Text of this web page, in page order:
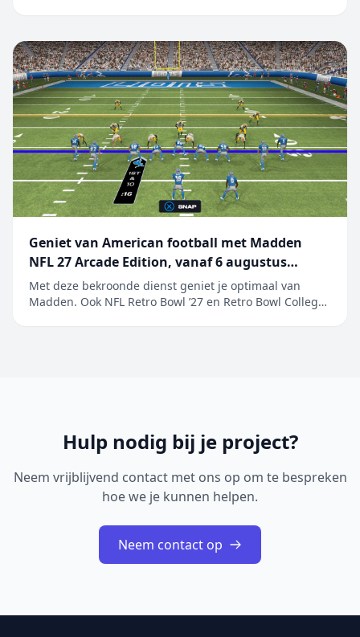
voor het derde kwartaal van het boekjaar 2026, dat
werd afgesloten op 27 juni 2026. De kwart...
Geniet van American football met Madden
NFL 27 Arcade Edition, vanaf 6 augustus
beschikbaar op Apple Arcade
Met deze bekroonde dienst geniet je optimaal van
Madden. Ook NFL Retro Bowl ’27 en Retro Bowl College+
Hulp nodig bij je project?
Neem vrijblijvend contact met ons op om te bespreken
hoe we je kunnen helpen.
Neem contact op